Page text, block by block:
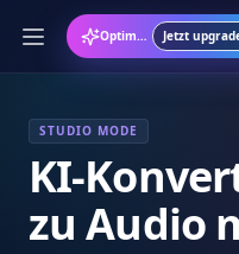
Optimieren Sie Ihren VeoNano Arbeitsplatz Jetzt
STUDIO MODE
KI-
zu Audio